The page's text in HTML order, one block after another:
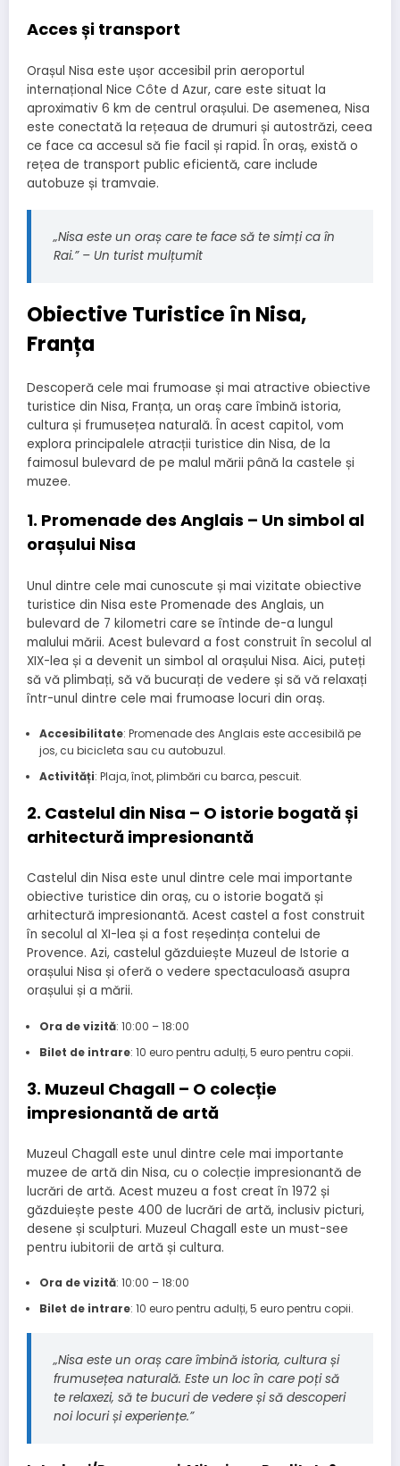
Acces și transport
Orașul Nisa este ușor accesibil prin aeroportul
internațional Nice Côte d Azur, care este situat la
aproximativ 6 km de centrul orașului. De asemenea, Nisa
este conectată la rețeaua de drumuri și autostrăzi, ceea
ce face ca accesul să fie facil și rapid. În oraș, există o
rețea de transport public eficientă, care include
autobuze și tramvaie.
„Nisa este un oraș care te face să te simți ca în
Rai.” – Un turist mulțumit
Obiective Turistice în Nisa,
Franța
Descoperă cele mai frumoase și mai atractive obiective
turistice din Nisa, Franța, un oraș care îmbină istoria,
cultura și frumusețea naturală. În acest capitol, vom
explora principalele atracții turistice din Nisa, de la
faimosul bulevard de pe malul mării până la castele și
muzee.
1. Promenade des Anglais – Un simbol al
orașului Nisa
Unul dintre cele mai cunoscute și mai vizitate obiective
turistice din Nisa este Promenade des Anglais, un
bulevard de 7 kilometri care se întinde de-a lungul
malului mării. Acest bulevard a fost construit în secolul al
XIX-lea și a devenit un simbol al orașului Nisa. Aici, puteți
să vă plimbați, să vă bucurați de vedere și să vă relaxați
într-unul dintre cele mai frumoase locuri din oraș.
Accesibilitate: Promenade des Anglais este accesibilă pe
jos, cu bicicleta sau cu autobuzul.
Activități: Plaja, înot, plimbări cu barca, pescuit.
2. Castelul din Nisa – O istorie bogată și
arhitectură impresionantă
Castelul din Nisa este unul dintre cele mai importante
obiective turistice din oraș, cu o istorie bogată și
arhitectură impresionantă. Acest castel a fost construit
în secolul al XI-lea și a fost reședința contelui de
Provence. Azi, castelul găzduiește Muzeul de Istorie a
orașului Nisa și oferă o vedere spectaculoasă asupra
orașului și a mării.
Ora de vizită: 10:00 – 18:00
Bilet de intrare: 10 euro pentru adulți, 5 euro pentru copii.
3. Muzeul Chagall – O colecție
impresionantă de artă
Muzeul Chagall este unul dintre cele mai importante
muzee de artă din Nisa, cu o colecție impresionantă de
lucrări de artă. Acest muzeu a fost creat în 1972 și
găzduiește peste 400 de lucrări de artă, inclusiv picturi,
desene și sculpturi. Muzeul Chagall este un must-see
pentru iubitorii de artă și cultura.
Ora de vizită: 10:00 – 18:00
Bilet de intrare: 10 euro pentru adulți, 5 euro pentru copii.
„Nisa este un oraș care îmbină istoria, cultura și
frumusețea naturală. Este un loc în care poți să
te relaxezi, să te bucuri de vedere și să descoperi
noi locuri și experiențe.”